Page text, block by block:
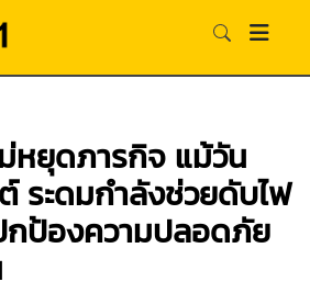
หยุดภารกิจ แม้วัน
ระดมกำลังช่วยดับไฟ
กป้องความปลอดภัย